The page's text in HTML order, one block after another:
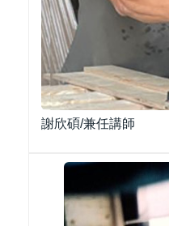
謝欣碩/兼任講師